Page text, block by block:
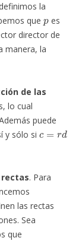
la
que
p
es
director de
manera, la
de las
lo cual
puede
y sólo si
c=rd
. Para
las rectas
Sea
que